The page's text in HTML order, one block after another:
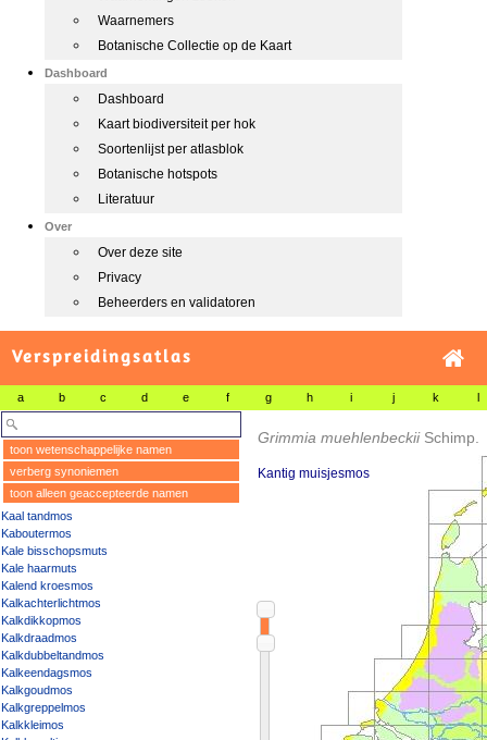
Waarnemers
Botanische Collectie op de Kaart
Dashboard
Dashboard
Kaart biodiversiteit per hok
Soortenlijst per atlasblok
Botanische hotspots
Literatuur
Over
Over deze site
Privacy
Beheerders en validatoren
Verspreidingsatlas
a b c d e f g h i j k l
toon wetenschappelijke namen
verberg synoniemen
toon alleen geaccepteerde namen
Kaal tandmos
Kaboutermos
Kale bisschopsmuts
Kale haarmuts
Kalend kroesmos
Kalkachterlichtmos
Kalkdikkopmos
Kalkdraadmos
Kalkdubbeltandmos
Kalkeendagsmos
Kalkgoudmos
Kalkgreppelmos
Kalkkleimos
Grimmia muehlenbeckii Schimp.
Kantig muisjesmos